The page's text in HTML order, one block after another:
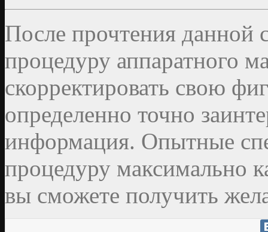
После прочтения данной
процедуру аппаратного
скорректировать свою
определенно точно
информация. Опытные
процедуру максимально
вы сможете получить